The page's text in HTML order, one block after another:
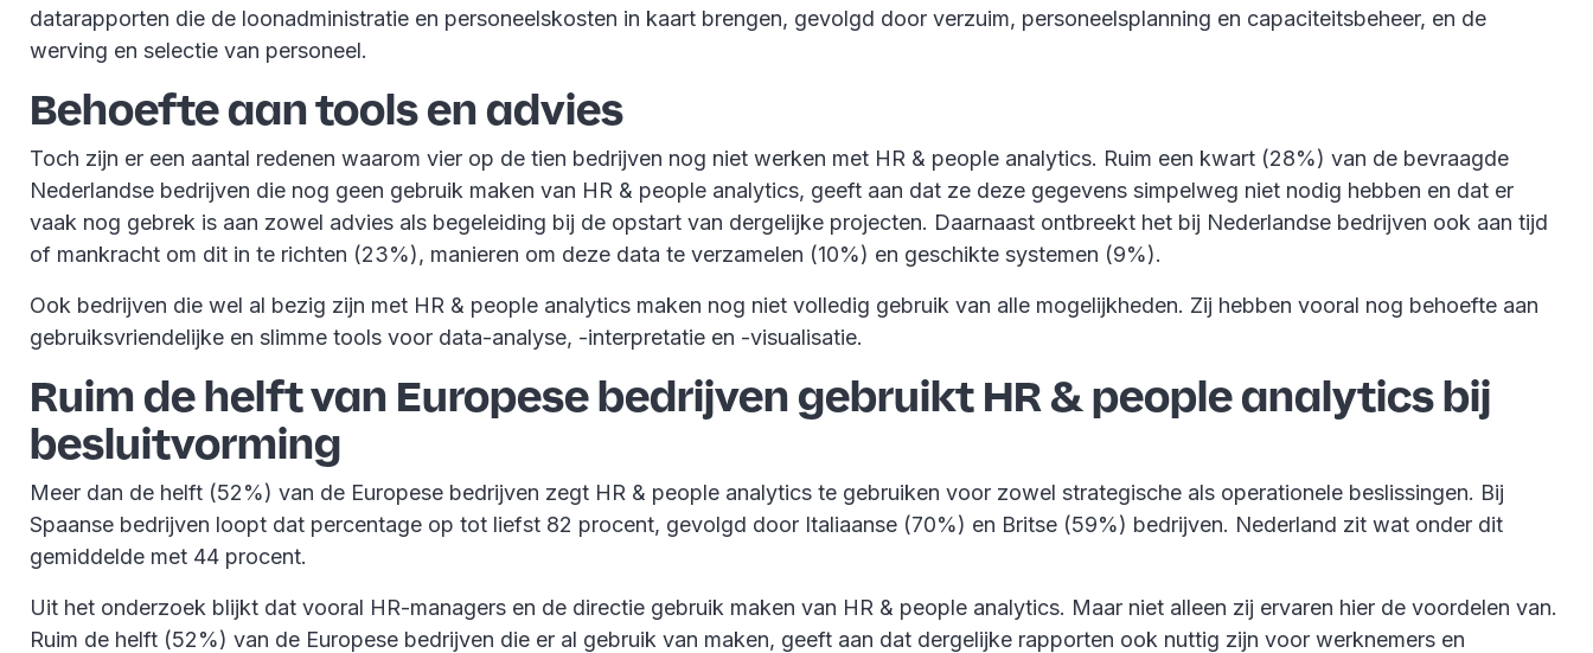
datarapporten die de loonadministratie en personeelskosten in kaart brengen, gevolgd door verzuim, personeelsplanning en capaciteitsbeheer, en de
werving en selectie van personeel.
Behoefte aan tools en advies
Toch zijn er een aantal redenen waarom vier op de tien bedrijven nog niet werken met HR & people analytics. Ruim een kwart (28%) van de bevraagde
Nederlandse bedrijven die nog geen gebruik maken van HR & people analytics, geeft aan dat ze deze gegevens simpelweg niet nodig hebben en dat er
vaak nog gebrek is aan zowel advies als begeleiding bij de opstart van dergelijke projecten. Daarnaast ontbreekt het bij Nederlandse bedrijven ook aan tijd
of mankracht om dit in te richten (23%), manieren om deze data te verzamelen (10%) en geschikte systemen (9%).
Ook bedrijven die wel al bezig zijn met HR & people analytics maken nog niet volledig gebruik van alle mogelijkheden. Zij hebben vooral nog behoefte aan
gebruiksvriendelijke en slimme tools voor data-analyse, -interpretatie en -visualisatie.
Ruim de helft van Europese bedrijven gebruikt HR & people analytics bij
besluitvorming
Meer dan de helft (52%) van de Europese bedrijven zegt HR & people analytics te gebruiken voor zowel strategische als operationele beslissingen. Bij
Spaanse bedrijven loopt dat percentage op tot liefst 82 procent, gevolgd door Italiaanse (70%) en Britse (59%) bedrijven. Nederland zit wat onder dit
gemiddelde met 44 procent.
Uit het onderzoek blijkt dat vooral HR-managers en de directie gebruik maken van HR & people analytics. Maar niet alleen zij ervaren hier de voordelen van.
Ruim de helft (52%) van de Europese bedrijven die er al gebruik van maken, geeft aan dat dergelijke rapporten ook nuttig zijn voor werknemers en